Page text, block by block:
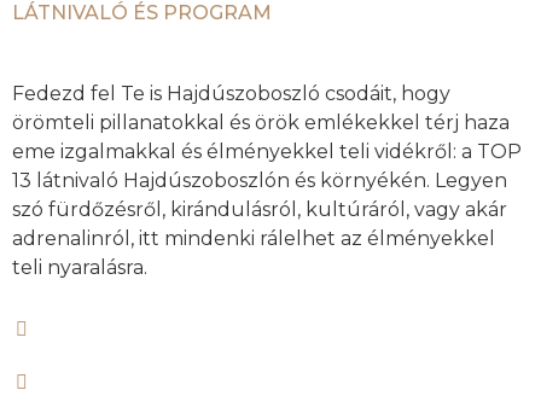
LÁTNIVALÓ ÉS PROGRAM
Fedezd fel Te is Hajdúszoboszló csodáit, hogy
örömteli pillanatokkal és örök emlékekkel térj haza
eme izgalmakkal és élményekkel teli vidékről: a TOP
13 látnivaló Hajdúszoboszlón és környékén. Legyen
szó fürdőzésről, kirándulásról, kultúráról, vagy akár
adrenalinról, itt mindenki rálelhet az élményekkel
teli nyaralásra.